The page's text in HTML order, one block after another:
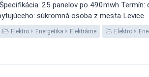
25 panelov po 490mwh
súkromná osoba z mesta Levice
Elektro Energetika Elektrárne Elektro